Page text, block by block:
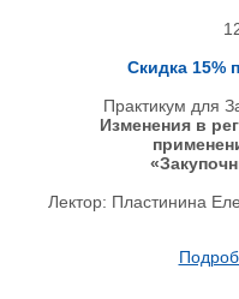
Скидка 15%
Практикум для
Изменения в
Лектор: Пластинина